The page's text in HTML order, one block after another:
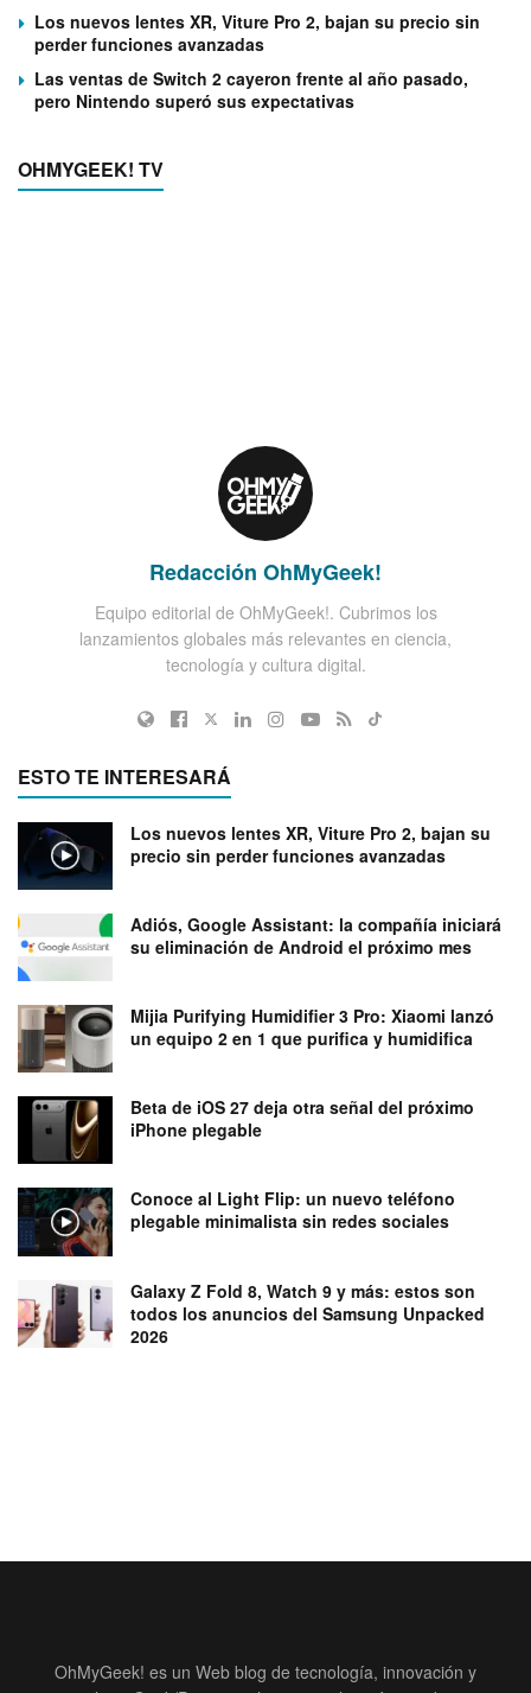
Los nuevos lentes XR, Viture Pro 2, bajan su precio sin
perder funciones avanzadas
Las ventas de Switch 2 cayeron frente al año pasado,
pero Nintendo superó sus expectativas
OHMYGEEK! TV
Redacción OhMyGeek!
Equipo editorial de OhMyGeek!. Cubrimos los
lanzamientos globales más relevantes en ciencia,
tecnología y cultura digital.
ESTO TE INTERESARÁ
Los nuevos lentes XR, Viture Pro 2, bajan su
precio sin perder funciones avanzadas
Adiós, Google Assistant: la compañía iniciará
su eliminación de Android el próximo mes
Mijia Purifying Humidifier 3 Pro: Xiaomi lanzó
un equipo 2 en 1 que purifica y humidifica
Beta de iOS 27 deja otra señal del próximo
iPhone plegable
Conoce al Light Flip: un nuevo teléfono
plegable minimalista sin redes sociales
Galaxy Z Fold 8, Watch 9 y más: estos son
todos los anuncios del Samsung Unpacked
2026
OhMyGeek! es un Web blog de tecnología, innovación y